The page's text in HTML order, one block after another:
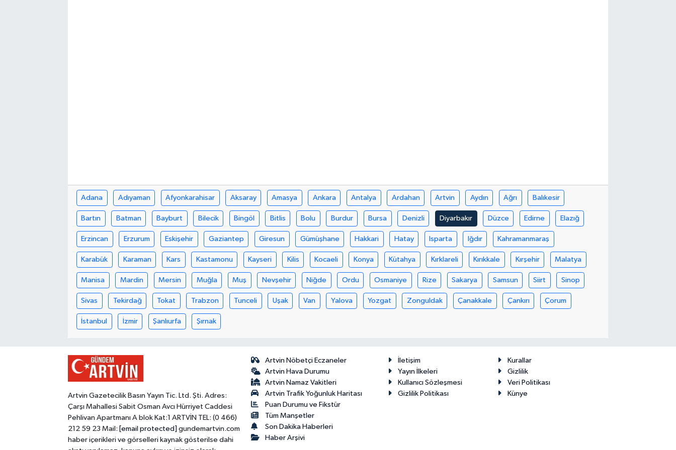
Adana Adıyaman Afyonkarahisar Aksaray Amasya Ankara Antalya Ardahan Artvin Aydın Ağrı Balıkesir
Bartın Batman Bayburt Bilecik Bingöl Bitlis Bolu Burdur Bursa Denizli Diyarbakır Düzce Edirne Elazığ
Erzincan Erzurum Eskişehir Gaziantep Giresun Gümüşhane Hakkari Hatay Isparta Iğdır Kahramanmaraş
Karabük Karaman Kars Kastamonu Kayseri Kilis Kocaeli Konya Kütahya Kırklareli Kırıkkale Kırşehir Malatya
Manisa Mardin Mersin Muğla Muş Nevşehir Niğde Ordu Osmaniye Rize Sakarya Samsun Siirt Sinop
Sivas Tekirdağ Tokat Trabzon Tunceli Uşak Van Yalova Yozgat Zonguldak Çanakkale Çankırı Çorum
İstanbul İzmir Şanlıurfa Şırnak
Artvin Gazetecilik Basın Yayın Tic. Ltd. Şti. Adres:
Çarşı Mahallesi Sabit Osman Avcı Hürriyet Caddesi
Pehlivan Apartmanı A blok Kat:1 ARTVİN TEL: (0 466)
212 59 23 Mail: [email protected] gundemartvin.com
haber içerikleri ve görselleri kaynak gösterilse dahi
Artvin Nöbetçi Eczaneler
Artvin Hava Durumu
Artvin Namaz Vakitleri
Artvin Trafik Yoğunluk Haritası
Puan Durumu ve Fikstür
Tüm Manşetler
Son Dakika Haberleri
Haber Arşivi
İletişim
Kurallar
Yayın İlkeleri
Gizlilik
Kullanıcı Sözleşmesi
Veri Politikası
Gizlilik Politikası
Künye